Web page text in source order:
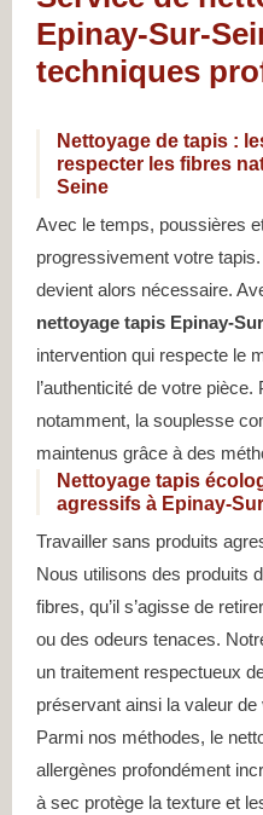
Epinay-Sur-
techniques
Nettoyage de tapis :
respecter les fibres
Seine
Avec le temps, poussières
progressivement votre
devient alors nécessaire.
nettoyage tapis Epinay-
intervention qui respecte le
l’authenticité de votre
notamment, la souplesse
maintenus grâce à des
Nettoyage tapis
agressifs à Epinay-
Travailler sans produits
Nous utilisons des produits
fibres, qu’il s’agisse de
ou des odeurs tenaces.
un traitement respectueux
préservant ainsi la valeur
Parmi nos méthodes, le
allergènes profondément
à sec protège la texture et